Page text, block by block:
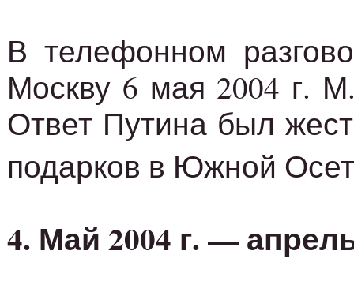
В телефонном
Москву 6 мая 2004 г.
Ответ Путина был
подарков в Южной
4. Май 2004 г. —